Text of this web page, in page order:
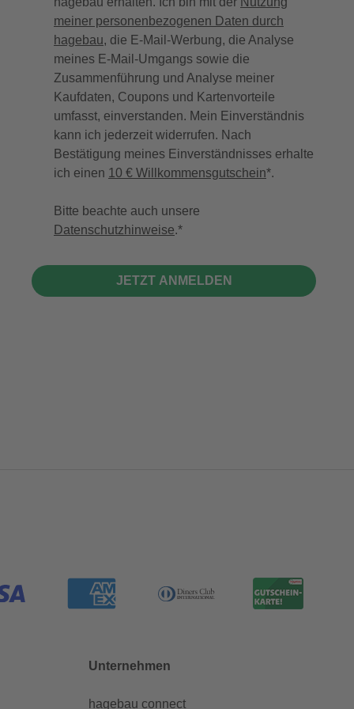
meiner personenbezogenen Daten durch
hagebau, die E-Mail-Werbung, die Analyse
meines E-Mail-Umgangs sowie die
Zusammenführung und Analyse meiner
Kaufdaten, Coupons und Kartenvorteile
umfasst, einverstanden. Mein Einverständnis
kann ich jederzeit widerrufen. Nach
Bestätigung meines Einverständnisses erhalte
ich einen 10 € Willkommensgutschein*.
Bitte beachte auch unsere
Datenschutzhinweise.
JETZT ANMELDEN
Unternehmen
hagebau connect